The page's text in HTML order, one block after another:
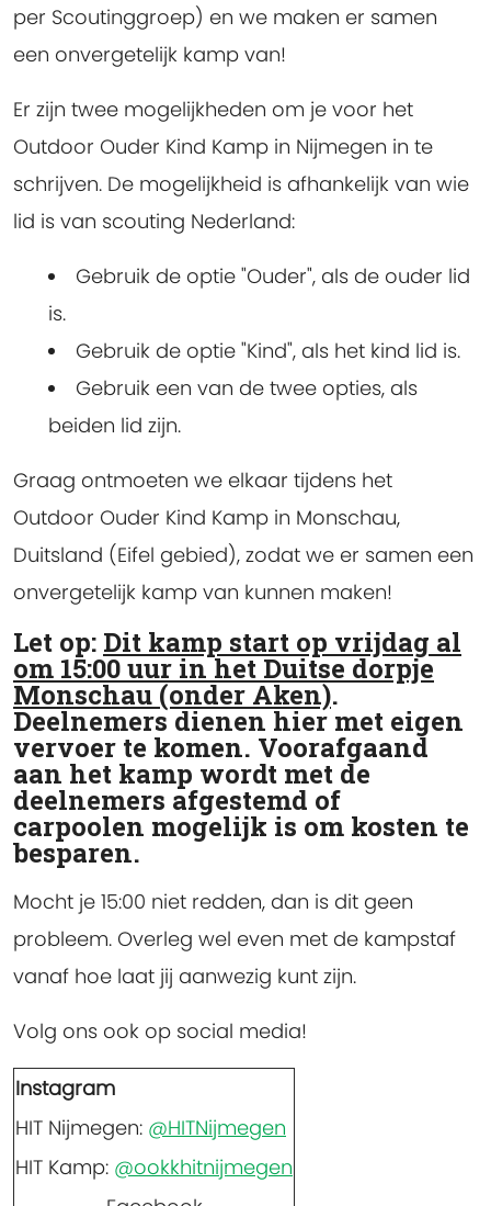
per Scoutinggroep) en we maken er samen
een onvergetelijk kamp van!
Er zijn twee mogelijkheden om je voor het
Outdoor Ouder Kind Kamp in Nijmegen in te
schrijven. De mogelijkheid is afhankelijk van wie
lid is van scouting Nederland:
Gebruik de optie "Ouder", als de ouder lid
is.
Gebruik de optie "Kind", als het kind lid is.
Gebruik een van de twee opties, als
beiden lid zijn.
Graag ontmoeten we elkaar tijdens het
Outdoor Ouder Kind Kamp in Monschau,
Duitsland (Eifel gebied), zodat we er samen een
onvergetelijk kamp van kunnen maken!
Let op: Dit kamp start op vrijdag al
om 15:00 uur in het Duitse dorpje
Monschau (onder Aken).
Deelnemers dienen hier met eigen
vervoer te komen. Voorafgaand
aan het kamp wordt met de
deelnemers afgestemd of
carpoolen mogelijk is om kosten te
besparen.
Mocht je 15:00 niet redden, dan is dit geen
probleem. Overleg wel even met de kampstaf
vanaf hoe laat jij aanwezig kunt zijn.
Volg ons ook op social media!
Instagram
HIT Nijmegen: @HITNijmegen
HIT Kamp: @ookkhitnijmegen